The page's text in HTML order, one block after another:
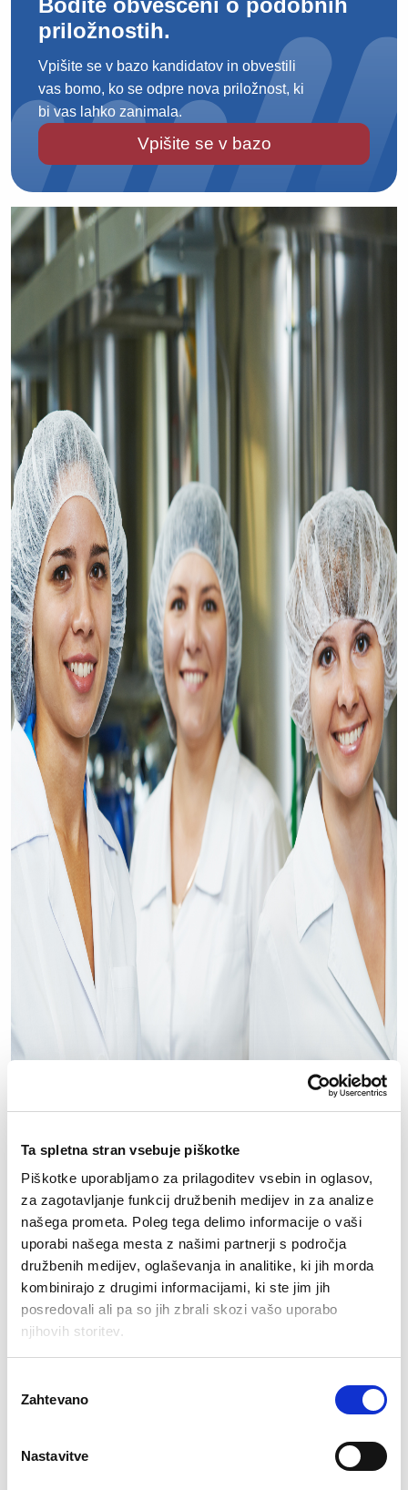
Ta spletna stran vsebuje piškotke
Piškotke uporabljamo za prilagoditev vsebin in oglasov,
za zagotavljanje funkcij družbenih medijev in za analize
našega prometa. Poleg tega delimo informacije o vaši
uporabi našega mesta z našimi partnerji s področja
družbenih medijev, oglaševanja in analitike, ki jih morda
kombinirajo z drugimi informacijami, ki ste jim jih
posredovali ali pa so jih zbrali skozi vašo uporabo
njihovih storitev.
soglasja
Zahtevano
Nastavitve
Bodite obveščeni o podobnih
priložnostih.
Vpišite se v bazo kandidatov in obvestili
vas bomo, ko se odpre nova priložnost, ki
bi vas lahko zanimala.
Vpišite se v bazo
Prijava na delovno mesto